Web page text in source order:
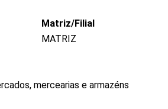
Matriz/Filial
MATRIZ
mercearias e armazéns